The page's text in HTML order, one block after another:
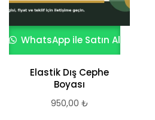
WhatsApp ile Satın Al
Elastik Dış Cephe
Boyası
950,00 ₺